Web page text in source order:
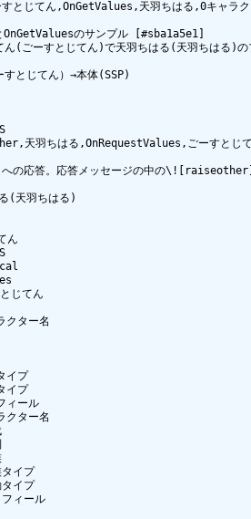
じてん,OnGetValues,天羽ちはる,0キャラク
のサンプル [#sba1a5e1]
ん(ごーすとじてん)で天羽ちはる(天羽ちはる)
とじてん）→本体(SSP)
羽ちはる,OnRequestValues,ごーすとじて
の応答。応答メッセージの中の
(天羽ちはる)
ん
じてん
ター名
イプ
イプ
ィール
ター名
イプ
イプ
ィール